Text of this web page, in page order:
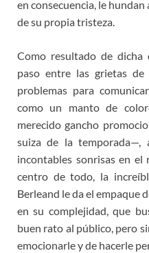
en consecuencia, le
de su propia tristeza.
Como resultado de dicha
paso entre las grietas
problemas para
como un manto de
merecido gancho
suiza de la temporada—,
incontables sonrisas en el
centro de todo, la
Berleand le da el empaque
en su complejidad, que
buen rato al público, pero
emocionarle y de hacerle